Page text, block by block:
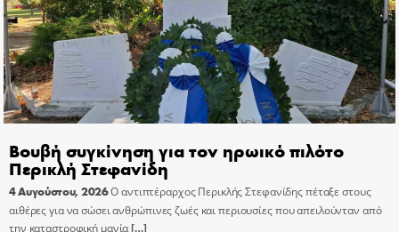
Βουβή συγκίνηση για τον ηρωικό πιλότο
Περικλή Στεφανίδη
4 Αυγούστου, 2026Ο αντιπτέραρχος Περικλής Στεφανίδης πέταξε στους
αιθέρες για να σώσει ανθρώπινες ζωές και περιουσίες που απειλούνταν από
την καταστροφική μανία[…]